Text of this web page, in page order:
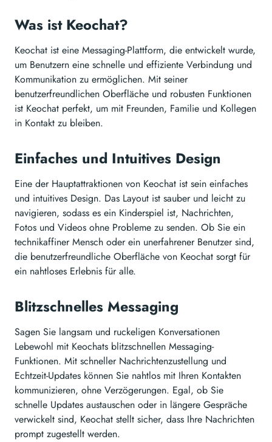
Was ist Keochat?
Keochat ist eine Messaging-Plattform, die entwickelt wurde,
um Benutzern eine schnelle und effiziente Verbindung und
Kommunikation zu ermöglichen. Mit seiner
benutzerfreundlichen Oberfläche und robusten Funktionen
ist Keochat perfekt, um mit Freunden, Familie und Kollegen
in Kontakt zu bleiben.
Einfaches und Intuitives Design
Eine der Hauptattraktionen von Keochat ist sein einfaches
und intuitives Design. Das Layout ist sauber und leicht zu
navigieren, sodass es ein Kinderspiel ist, Nachrichten,
Fotos und Videos ohne Probleme zu senden. Ob Sie ein
technikaffiner Mensch oder ein unerfahrener Benutzer sind,
die benutzerfreundliche Oberfläche von Keochat sorgt für
ein nahtloses Erlebnis für alle.
Blitzschnelles Messaging
Sagen Sie langsam und ruckeligen Konversationen
Lebewohl mit Keochats blitzschnellen Messaging-
Funktionen. Mit schneller Nachrichtenzustellung und
Echtzeit-Updates können Sie nahtlos mit Ihren Kontakten
kommunizieren, ohne Verzögerungen. Egal, ob Sie
schnelle Updates austauschen oder in längere Gespräche
verwickelt sind, Keochat stellt sicher, dass Ihre Nachrichten
prompt zugestellt werden.